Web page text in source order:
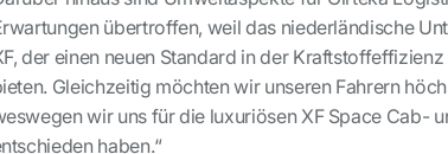
übertroffen, weil das niederländische
der einen neuen Standard in der
Gleichzeitig möchten wir unseren Fahrern
wir uns für die luxuriösen XF Space Cab-
haben.“